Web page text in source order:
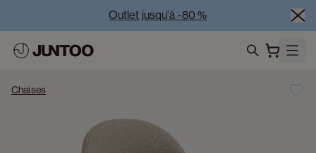
Outlet jusqu'à -80 %
Liquidation des modèles d'exposition – Visitez nos
showrooms
Chaises